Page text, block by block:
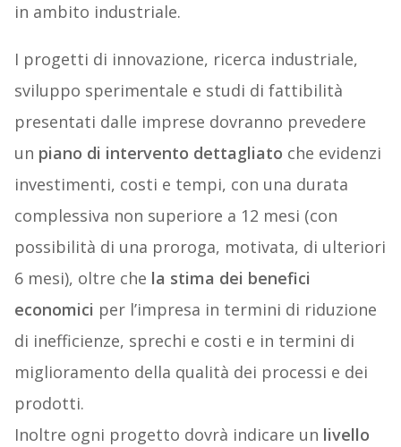
in ambito industriale.
I progetti di innovazione, ricerca industriale,
sviluppo sperimentale e studi di fattibilità
presentati dalle imprese dovranno prevedere
un piano di intervento dettagliato che evidenzi
investimenti, costi e tempi, con una durata
complessiva non superiore a 12 mesi (con
possibilità di una proroga, motivata, di ulteriori
6 mesi), oltre che la stima dei benefici
economici per l’impresa in termini di riduzione
di inefficienze, sprechi e costi e in termini di
miglioramento della qualità dei processi e dei
prodotti.
Inoltre ogni progetto dovrà indicare un livello